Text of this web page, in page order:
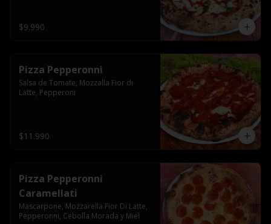
$9.990
Pizza Pepperonni
Salsa de Tomate, Mozzalla Fior di
Latte, Pepperoni
$11.990
Pizza Pepperonni
Caramellati
Mascarpone, Mozzarella Fior Di Latte,
Pepperonni, Cebolla Morada y Miel